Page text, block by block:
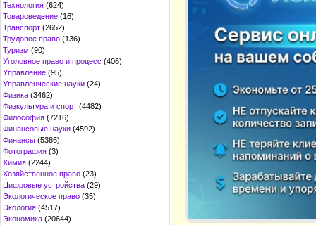
Технология (624)
Товароведение (16)
Транспорт (2652)
Трудовое право (136)
Туризм (90)
Уголовное право и процесс (406)
Управление (95)
Управленческие науки (24)
Физика (3462)
Физкультура и спорт (4482)
Философия (7216)
Финансовые науки (4592)
Финансы (5386)
Фотография (3)
Химия (2244)
Хозяйственное право (23)
Цифровые устройства (29)
Экологическое право (35)
Экология (4517)
Экономика (20644)